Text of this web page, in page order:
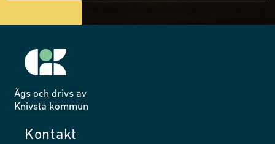
Ägs och drivs av
Knivsta kommun
Kontakt